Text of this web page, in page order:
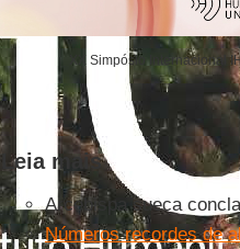
XX Simpósio Internacional
Leia mais
Arcebispa sueca
Números recordes de